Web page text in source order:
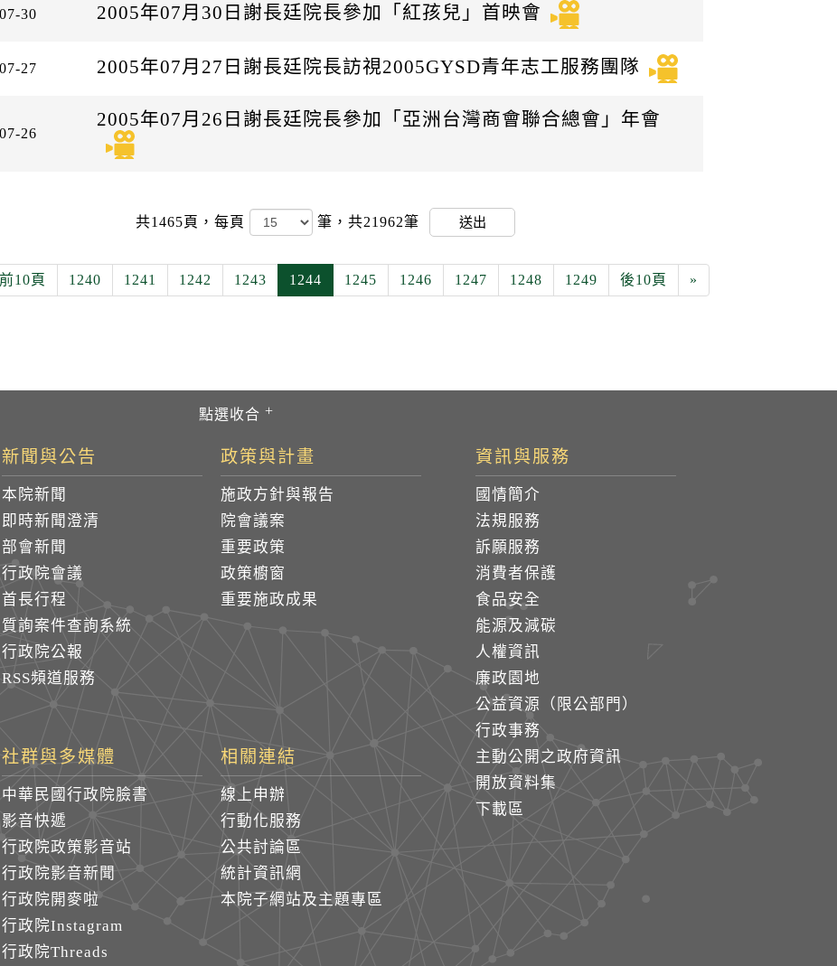
2005年07月30日謝長廷院長參加「紅孩兒」首映會
30
2005年07月27日謝長廷院長訪視2005GYSD青年志工服務團隊
27
2005年07月26日謝長廷院長參加「亞洲台灣商會聯合總會」年會
26
共1465頁，每頁 筆，共21962筆 送出
前10頁 1240 1241 1242 1243 1244 1245 1246 1247 1248 1249 後10頁 »
新聞與公告
本院新聞
即時新聞澄清
部會新聞
行政院會議
首長行程
質詢案件查詢系統
行政院公報
RSS頻道服務
政策與計畫
施政方針與報告
院會議案
重要政策
政策櫥窗
重要施政成果
資訊與服務
國情簡介
法規服務
訴願服務
消費者保護
食品安全
能源及減碳
人權資訊
廉政園地
公益資源（限公部門）
行政事務
主動公開之政府資訊
開放資料集
下載區
社群與多媒體
中華民國行政院臉書
影音快遞
行政院政策影音站
行政院影音新聞
行政院開麥啦
行政院Instagram
行政院Threads
相關連結
線上申辦
行動化服務
公共討論區
統計資訊網
本院子網站及主題專區